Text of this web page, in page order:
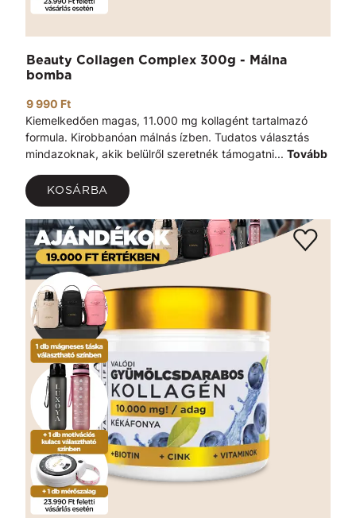
Beauty Collagen Complex 300g - Málna
bomba
9 990 Ft
Kiemelkedően magas, 11.000 mg kollagént tartalmazó
formula. Kirobbanóan málnás ízben. Tudatos választás
mindazoknak, akik belülről szeretnék támogatni... Tovább
KOSÁRBA